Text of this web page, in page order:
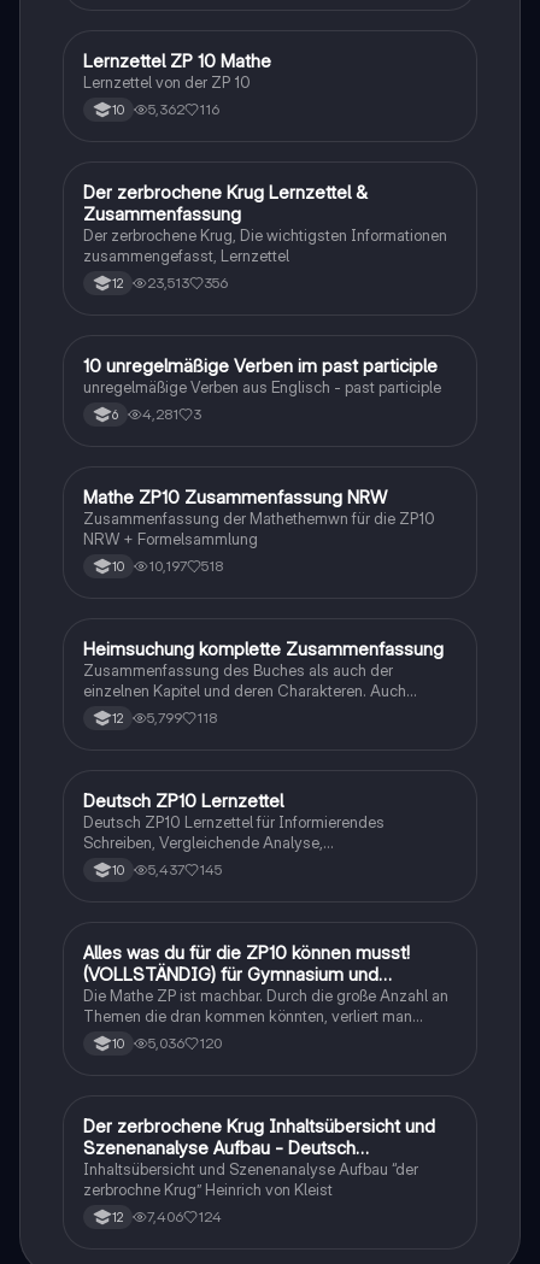
Mathe
Lernzettel ZP 10 Mathe
Lernzettel von der ZP 10
10 5,362 116
Deutsch
Der zerbrochene Krug Lernzettel &
Zusammenfassung
Der zerbrochene Krug, Die wichtigsten Informationen
zusammengefasst, Lernzettel
12 23,513 356
1 Englisch
10 unregelmäßige Verben im past participle
unregelmäßige Verben aus Englisch - past participle
6 4,281 3
Mathe
Mathe ZP10 Zusammenfassung NRW
Zusammenfassung der Mathethemwn für die ZP10
NRW + Formelsammlung
10 10,197 518
Deutsch
Heimsuchung komplette Zusammenfassung
Zusammenfassung des Buches als auch der
einzelnen Kapitel und deren Charakteren. Auch
tabellarisch. Im Unterricht ohne KI erstellt
12 5,799 118
Deutsch
Deutsch ZP10 Lernzettel
Deutsch ZP10 Lernzettel für Informierendes
Schreiben, Vergleichende Analyse,
Sachtexte/Roman/Gedicht..
10 5,437 145
Mathe
Alles was du für die ZP10 können musst!
(VOLLSTÄNDIG) für Gymnasium und
Realschule
Die Mathe ZP ist machbar. Durch die große Anzahl an
Themen die dran kommen könnten, verliert man
schnell den Überblick. Also habe ich von den kleinsten
Themen bis hin zu den größten alles
10 5,036 120
Deutsch
Der zerbrochene Krug Inhaltsübersicht und
Szenenanalyse Aufbau - Deutsch
Q1/Q2/Abitur
Inhaltsübersicht und Szenenanalyse Aufbau “der
zerbrochne Krug” Heinrich von Kleist
12 7,406 124